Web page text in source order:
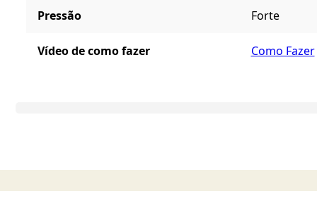
Pressão Forte
Vídeo de como fazer Como Fazer